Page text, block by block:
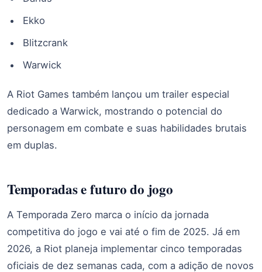
Ekko
Blitzcrank
Warwick
A Riot Games também lançou um trailer especial
dedicado a Warwick, mostrando o potencial do
personagem em combate e suas habilidades brutais
em duplas.
Temporadas e futuro do jogo
A Temporada Zero marca o início da jornada
competitiva do jogo e vai até o fim de 2025. Já em
2026, a Riot planeja implementar cinco temporadas
oficiais de dez semanas cada, com a adição de novos